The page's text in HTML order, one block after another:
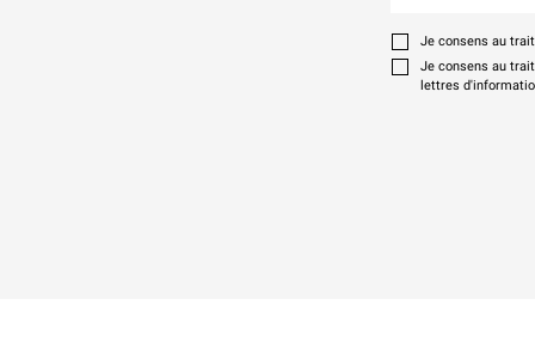
Je consens au
Je consens au
lettres